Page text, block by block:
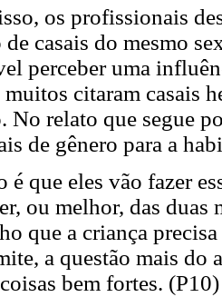
os profissionais
de casais do mesmo
perceber uma
citaram casais
No relato que segue
de gênero para a
é que eles vão fazer
ou melhor, das duas
que a criança
a questão mais do
bem fortes. (P10)